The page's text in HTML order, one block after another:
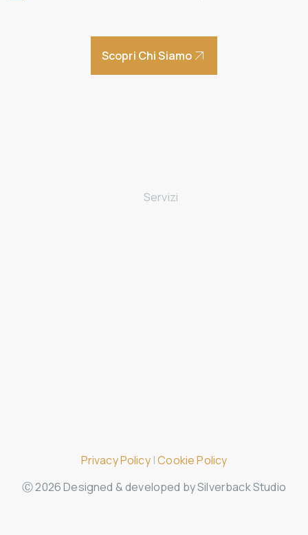
Scopri Chi Siamo
Servizi
Privacy Policy|Cookie Policy
Ⓒ 2026 Designed & developed by Silverback Studio